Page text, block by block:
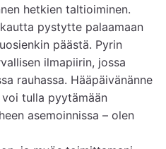
hetkien taltioiminen.
pystytte palaamaan
päästä. Pyrin
ilmapiirin, jossa
rauhassa. Hääpäivänänne
tulla pyytämään
asemoinnissa – olen